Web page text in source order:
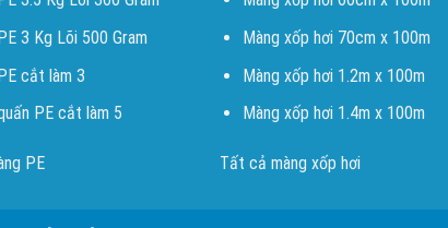
3 Kg Lõi 500 Gram
cắt làm 3
PE cắt làm 5
PE
Màng xốp hơi 70cm x 100m
Màng xốp hơi 1.2m x 100m
Màng xốp hơi 1.4m x 100m
Tất cả màng xốp hơi